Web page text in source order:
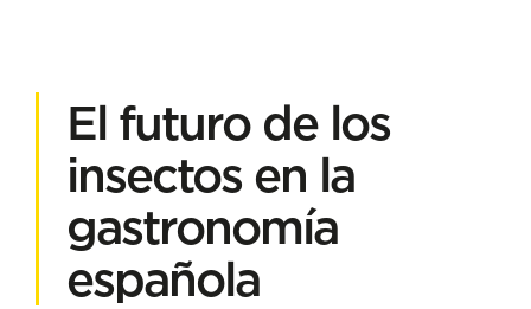
El futuro de los
insectos en la
gastronomía
española